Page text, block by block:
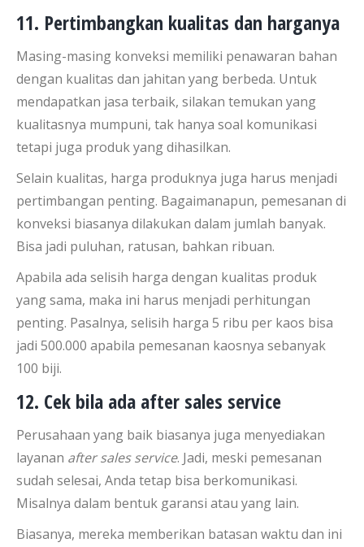
11. Pertimbangkan kualitas dan harganya
Masing-masing konveksi memiliki penawaran bahan
dengan kualitas dan jahitan yang berbeda. Untuk
mendapatkan jasa terbaik, silakan temukan yang
kualitasnya mumpuni, tak hanya soal komunikasi
tetapi juga produk yang dihasilkan.
Selain kualitas, harga produknya juga harus menjadi
pertimbangan penting. Bagaimanapun, pemesanan di
konveksi biasanya dilakukan dalam jumlah banyak.
Bisa jadi puluhan, ratusan, bahkan ribuan.
Apabila ada selisih harga dengan kualitas produk
yang sama, maka ini harus menjadi perhitungan
penting. Pasalnya, selisih harga 5 ribu per kaos bisa
jadi 500.000 apabila pemesanan kaosnya sebanyak
100 biji.
12. Cek bila ada after sales service
Perusahaan yang baik biasanya juga menyediakan
layanan after sales service. Jadi, meski pemesanan
sudah selesai, Anda tetap bisa berkomunikasi.
Misalnya dalam bentuk garansi atau yang lain.
Biasanya, mereka memberikan batasan waktu dan ini